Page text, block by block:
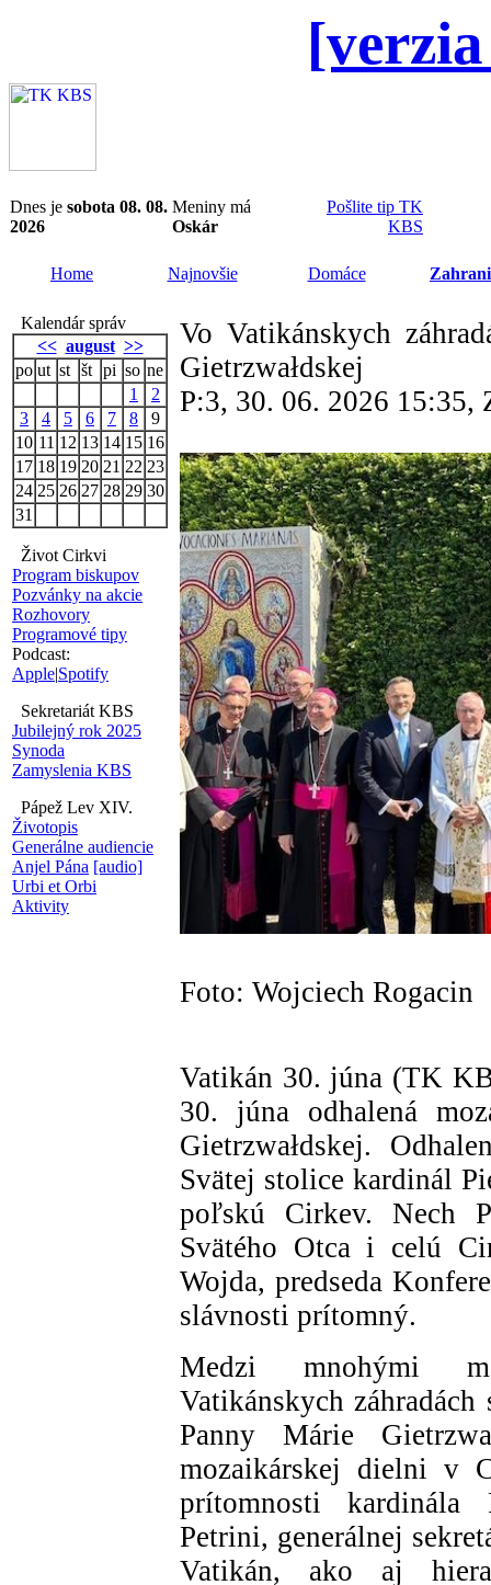
Dnes je sobota 08. 08.
2026
Meniny má
Oskár
Pošlite tip TK
KBS
Home Najnovšie Domáce
Kalendár správ
<< august >>
po ut st št pi so ne
1
2
3
4 5 6 7 8
9
10 11 12 13 14 15 16
17 18 19 20 21 22 23
24 25 26 27 28 29 30
31
Život Cirkvi
Program biskupov
Pozvánky na akcie
Rozhovory
Programové tipy
Podcast:
Apple|Spotify
Sekretariát KBS
Jubilejný rok 2025
Synoda
Zamyslenia KBS
Pápež Lev XIV.
Životopis
Generálne audiencie
Anjel Pána [audio]
Urbi et Orbi
Aktivity
Vo Vatikánskych
Gietrzwałdskej
P:3, 30. 06. 2026 15:35,
Foto: Wojciech Rogacin
Vatikán 30. júna (TK
30. júna odhalená
Gietrzwałdskej.
Svätej stolice kardinál
poľskú Cirkev. Nech
Svätého Otca i celú
Wojda, predseda
slávnosti prítomný.
Medzi mnohými
Vatikánskych
Panny Márie
mozaikárskej dielni v
prítomnosti kardinála
Petrini, generálnej
Vatikán, ako aj